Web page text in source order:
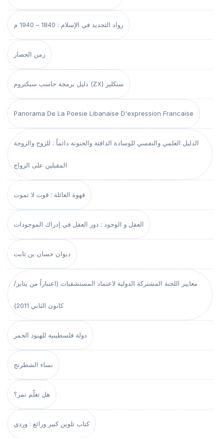
رواد التجديد في الإسلام : 1840 – 1940 م
زمن الحصار
دليل برمجة حاسب سبكتروم (ZX) سنكلير
Panorama De La Poesie Libanaise D'expression Francaise
الدليل العلمي والنفسي للوسادة الدافئة والحنونة دائماً : للزوج والزوجة
المقبلين على الزواج
قهوة العائلة : قوت لا تموت
العقل و الوجود : دور العقل في إدراك الموجودات
ديوان حسان بن ثابت
معايير اللجنة المشتركة الدولية لاعتماد المستشفيات (اعتباراً من يناير/
كانون الثاني 2011)
دولة فلسطينية للهنود الحمر
نساء الشطرنج
هل تعلّم نمر؟
كتاب تلوين كبير ورائع : وردي